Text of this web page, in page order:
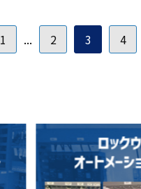
1 ... 2 3 4